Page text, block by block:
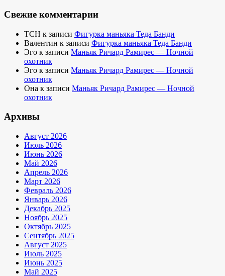
Свежие комментарии
TCH к записи Фигурка маньяка Теда Банди
Валентин к записи Фигурка маньяка Теда Банди
Эго к записи Маньяк Ричард Рамирес — Ночной
охотник
Эго к записи Маньяк Ричард Рамирес — Ночной
охотник
Она к записи Маньяк Ричард Рамирес — Ночной
охотник
Архивы
Август 2026
Июль 2026
Июнь 2026
Май 2026
Апрель 2026
Март 2026
Февраль 2026
Январь 2026
Декабрь 2025
Ноябрь 2025
Октябрь 2025
Сентябрь 2025
Август 2025
Июль 2025
Июнь 2025
Май 2025